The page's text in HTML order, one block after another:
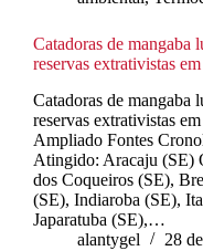
Catadoras de mangaba
reservas extrativistas
Catadoras de mangaba
reservas extrativistas
Ampliado Fontes
Atingido: Aracaju (SE)
dos Coqueiros (SE),
(SE), Indiaroba (SE),
Japaratuba (SE),…
alantygel
28